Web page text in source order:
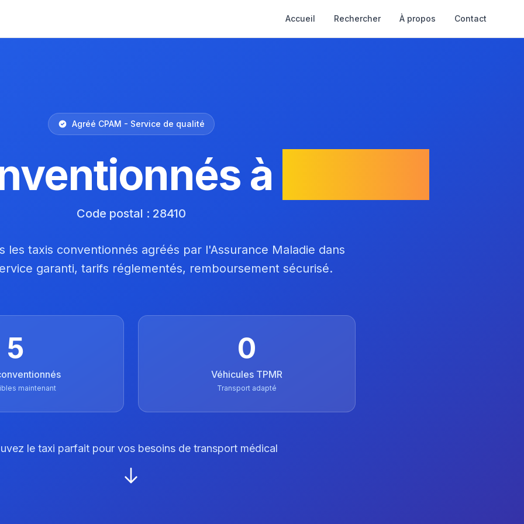
Accueil Rechercher À propos Contact
Agréé CPAM - Service de qualité
à
Code postal : 28410
les taxis conventionnés agréés par l'Assurance Maladie dans
garanti, tarifs réglementés, remboursement sécurisé.
5
maintenant
0
Véhicules TPMR
Transport adapté
le taxi parfait pour vos besoins de transport médical